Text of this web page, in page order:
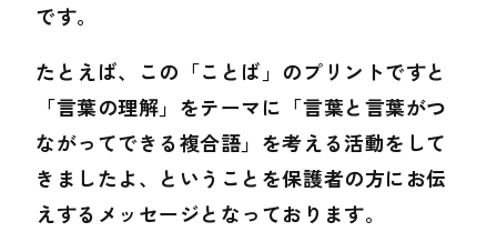
です。
たとえば、この「ことば」のプリントですと
「言葉の理解」をテーマに「言葉と言葉がつ
ながってできる複合語」を考える活動をして
きましたよ、ということを保護者の方にお伝
えするメッセージとなっております。